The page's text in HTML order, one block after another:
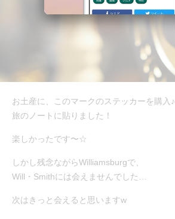
お土産に、このマークのステッカーを購入♪
旅のノートに貼りました！
楽しかったです〜☆
しかし残念ながらWilliamsburgで、
Will・Smithには会えませんでした…
次はきっと会えると思いますw